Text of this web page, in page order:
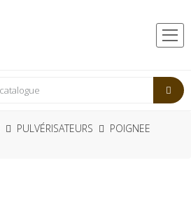
PULVÉRISATEURS
POIGNEE